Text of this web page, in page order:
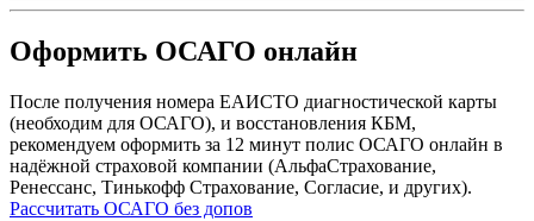
Оформить ОСАГО онлайн
После получения номера ЕАИСТО диагностической карты
(необходим для ОСАГО), и восстановления КБМ,
рекомендуем оформить за 12 минут полис ОСАГО онлайн в
надёжной страховой компании (АльфаСтрахование,
Ренессанс, Тинькофф Страхование, Согласие, и других).
Рассчитать ОСАГО без допов